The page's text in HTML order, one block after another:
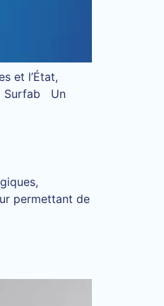
et l’État,
Surfab Un
permettant de